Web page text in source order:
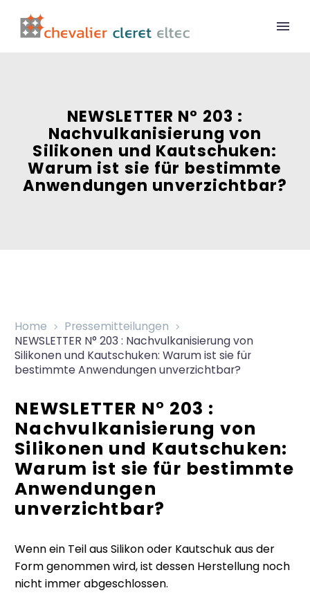
NEWSLETTER N° 203 :
Nachvulkanisierung von
Silikonen und Kautschuken:
Warum ist sie für bestimmte
Anwendungen unverzichtbar?
Home
Pressemitteilungen
NEWSLETTER N° 203 : Nachvulkanisierung von
Silikonen und Kautschuken: Warum ist sie für
bestimmte Anwendungen unverzichtbar?
NEWSLETTER N° 203 :
Nachvulkanisierung von
Silikonen und Kautschuken:
Warum ist sie für bestimmte
Anwendungen
unverzichtbar?
Wenn ein Teil aus Silikon oder Kautschuk aus der
Form genommen wird, ist dessen Herstellung noch
nicht immer abgeschlossen.